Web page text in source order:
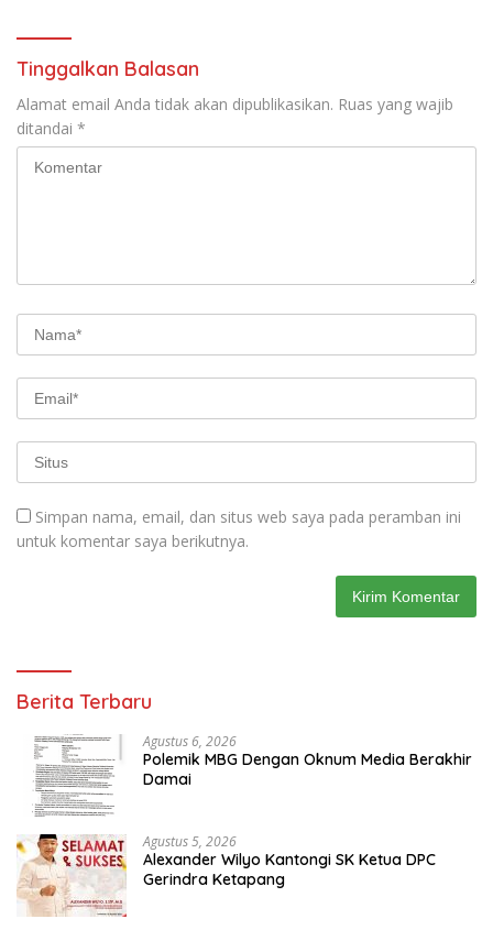
Tinggalkan Balasan
Alamat email Anda tidak akan dipublikasikan. Ruas yang wajib
ditandai *
Simpan nama, email, dan situs web saya pada peramban ini
untuk komentar saya berikutnya.
Berita Terbaru
Agustus 6, 2026
Polemik MBG Dengan Oknum Media Berakhir
Damai
Agustus 5, 2026
Alexander Wilyo Kantongi SK Ketua DPC
Gerindra Ketapang